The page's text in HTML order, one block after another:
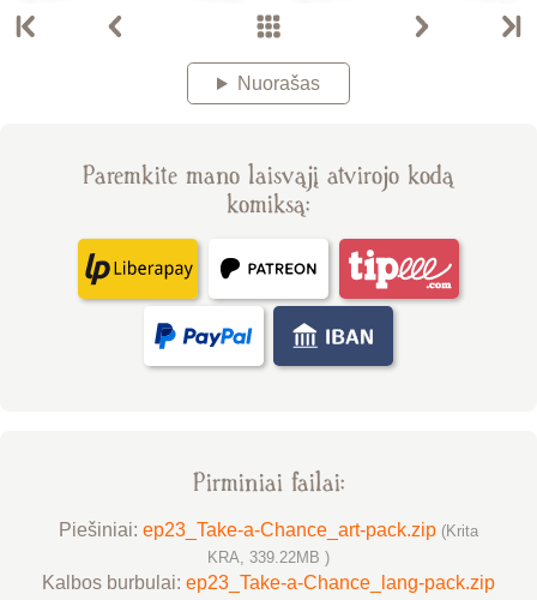
Nuorašas
Paremkite mano laisvąjį atvirojo kodą
komiksą:
Pirminiai failai:
Piešiniai: ep23_Take-a-Chance_art-pack.zip (Krita
KRA, 339.22MB )
Kalbos burbulai: ep23_Take-a-Chance_lang-pack.zip